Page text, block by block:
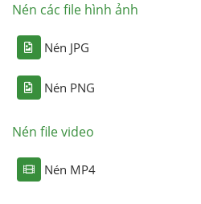
Nén các file hình ảnh
Nén JPG
Nén PNG
Nén file video
Nén MP4